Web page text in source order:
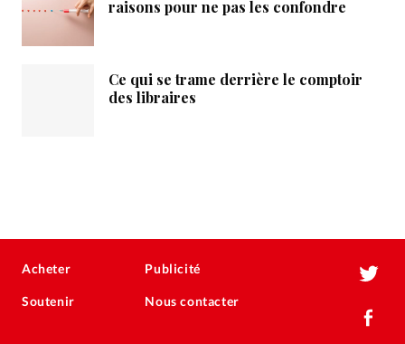
raisons pour ne pas les confondre
Ce qui se trame derrière le comptoir
des libraires
Acheter
Soutenir
Publicité
Nous contacter